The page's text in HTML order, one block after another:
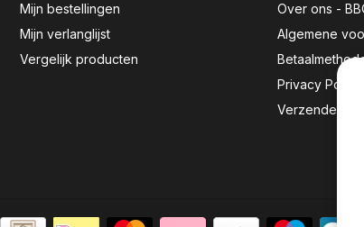
Mijn bestellingen
Mijn verlanglijst
Vergelijk producten
Over ons -
Algemene
Privacy Policy
Verzenden &